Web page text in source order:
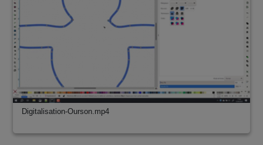
Digitalisation-Ourson.mp4